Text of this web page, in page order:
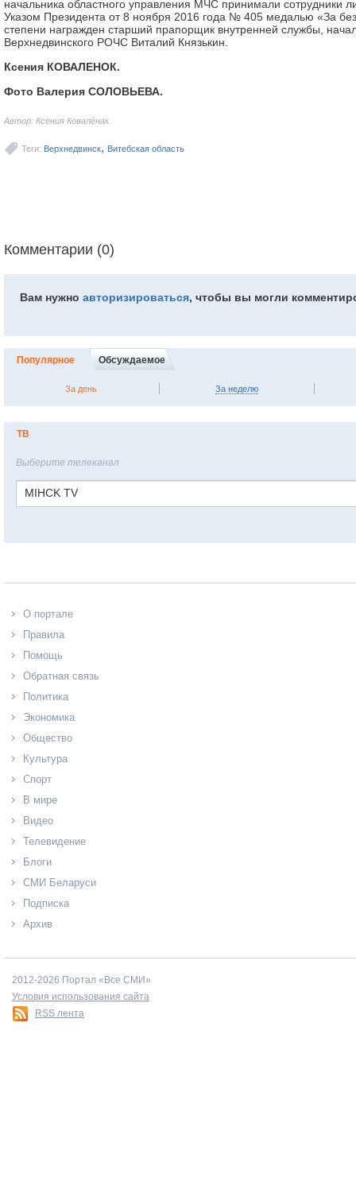
начальника областного управления МЧС принимали сотрудники
Указом Президента от 8 ноября 2016 года № 405 медалью «За
степени награжден старший прапорщик внутренней службы,
Верхнедвинского РОЧС Виталий Князькин.
Ксения КОВАЛЕНОК.
Фото Валерия СОЛОВЬЕВА.
Автор: Ксения Ковалёнак.
Теги: Верхнедвинск, Витебская область
Комментарии (0)
Вам нужно авторизироваться, чтобы вы могли
Популярное Обсуждаемое
За день За неделю
ТВ
Выберите телеканал
MIHCK TV
О портале
Правила
Помощь
Обратная связь
Политика
Экономика
Общество
Культура
Спорт
В мире
Видео
Телевидение
Блоги
СМИ Беларуси
Подписка
Архив
2012-2026 Портал «Все СМИ»
Условия использования сайта
RSS лента